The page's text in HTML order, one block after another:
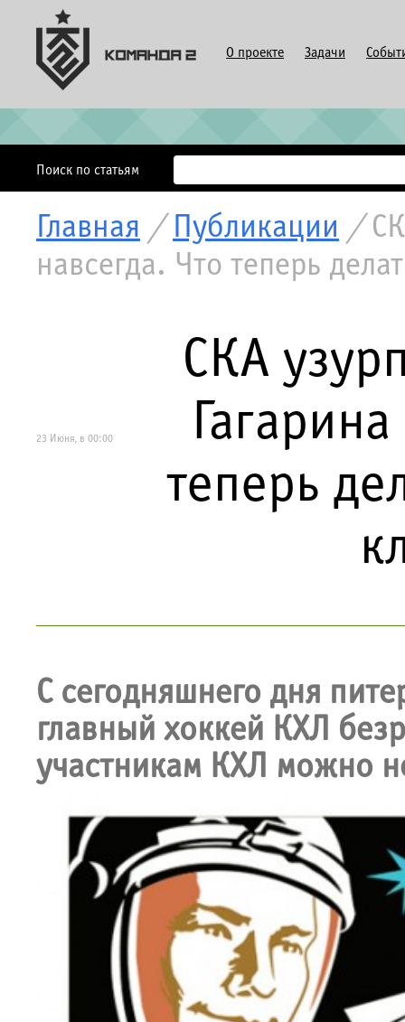
О проекте Задачи
Поиск по статьям
Главная / Публикации /
навсегда. Что теперь
23 Июня, в 00:00
СКА
теперь
С сегодняшнего дня
главный хоккей КХЛ
участникам КХЛ можно